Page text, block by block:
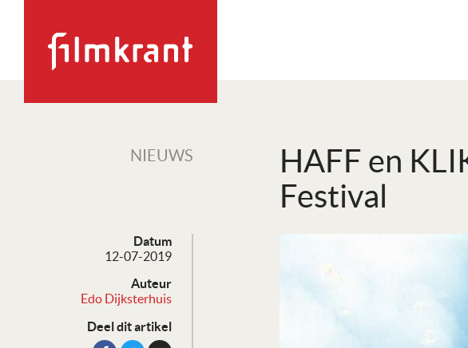
NIEUWS
HAFF en
Festival
Datum
12-07-2019
Auteur
Edo Dijksterhuis
Deel dit artikel